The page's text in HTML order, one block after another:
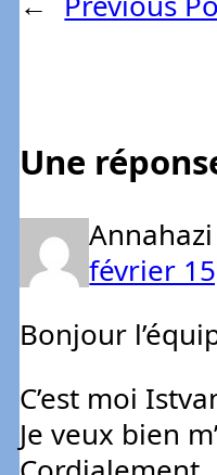
Une
Annahazi
février
Bonjour
C’est moi
Je veux bien